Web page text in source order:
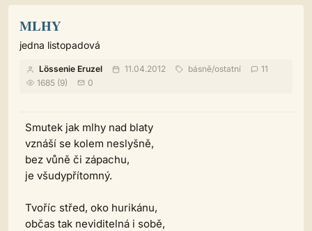
MLHY
jedna listopadová
Lössenie Eruzel 11.04.2012 básně/ostatní
11
1685 (9)
0
Smutek jak mlhy nad blaty
vznáší se kolem neslyšně,
bez vůně či zápachu,
je všudypřítomný.
Tvoříc střed, oko hurikánu,
občas tak neviditelná i sobě,